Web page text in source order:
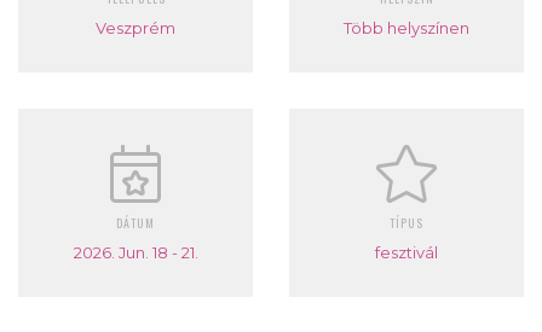
Veszprém Több helyszínen
DÁTUM
2026. Jun. 18 - 21.
TÍPUS
fesztivál